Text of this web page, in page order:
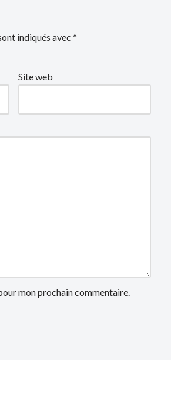
indiqués avec *
Site web
mon prochain commentaire.